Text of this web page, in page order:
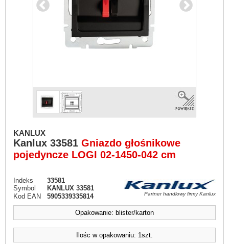
KANLUX
Kanlux 33581 Gniazdo głośnikowe
pojedyncze LOGI 02-1450-042 cm
Indeks
33581
Symbol
KANLUX 33581
Kod EAN
5905339335814 Partner handlowy firmy Kanlux
Opakowanie: blister/karton
Ilośc w opakowaniu: 1szt.